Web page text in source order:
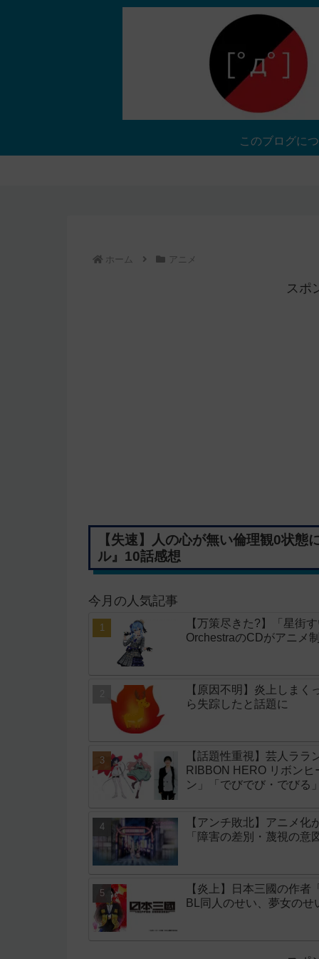
このブログに
ホーム アニメ
スポ
【失速】人の心が無い倫理観0状
ル』10話感想
今月の人気記事
【万策尽きた?】「星街
OrchestraのCDがアニメ
【原因不明】炎上しま
ら失踪したと話題に
【話題性重視】芸人ラ
RIBBON HERO リボン
ン」「でびでび・でびる
【アンチ敗北】アニメ
「障害の差別・蔑視の
【炎上】日本三國の作
BL同人のせい、夢女の